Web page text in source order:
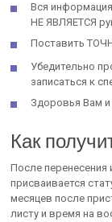
Вся
НЕ ЯВЛЯЕТСЯ
Поставить
Убедительно
записаться к
Здоровья Вам
Как
После
присваивается
месяцев после
листу и время на